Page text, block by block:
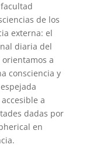
de los
externa: el
diaria del
a
consciencia y
a
dadas por
en